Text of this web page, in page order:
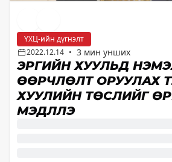
ҮХЦ-ийн дүгнэлт
2022.12.14 • 3 мин унших
ЭРҮҮГИЙН ХУУЛЬД
ӨӨРЧЛӨЛТ ОРУУЛАХ
ХУУЛИЙН ТӨСЛИЙГ
МЭДҮҮЛЛЭ